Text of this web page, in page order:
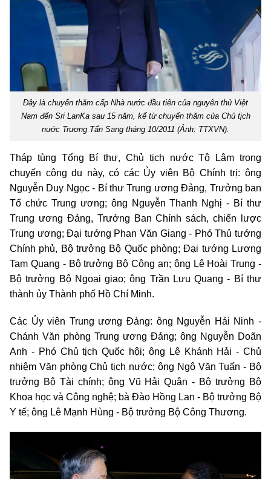
Đây là chuyến thăm cấp Nhà nước đầu tiên của nguyên thủ Việt
Nam đến Sri LanKa sau 15 năm, kể từ chuyến thăm của Chủ tịch
nước Trương Tấn Sang tháng 10/2011 (Ảnh: TTXVN).
Tháp tùng Tổng Bí thư, Chủ tịch nước Tô Lâm trong
chuyến công du này, có các Ủy viên Bộ Chính trị: ông
Nguyễn Duy Ngọc - Bí thư Trung ương Đảng, Trưởng ban
Tổ chức Trung ương; ông Nguyễn Thanh Nghị - Bí thư
Trung ương Đảng, Trưởng Ban Chính sách, chiến lược
Trung ương; Đại tướng Phan Văn Giang - Phó Thủ tướng
Chính phủ, Bộ trưởng Bộ Quốc phòng; Đại tướng Lương
Tam Quang - Bộ trưởng Bộ Công an; ông Lê Hoài Trung -
Bộ trưởng Bộ Ngoại giao; ông Trần Lưu Quang - Bí thư
thành ủy Thành phố Hồ Chí Minh.
Các Ủy viên Trung ương Đảng: ông Nguyễn Hải Ninh -
Chánh Văn phòng Trung ương Đảng; ông Nguyễn Doãn
Anh - Phó Chủ tịch Quốc hội; ông Lê Khánh Hải - Chủ
nhiệm Văn phòng Chủ tịch nước; ông Ngô Văn Tuấn - Bộ
trưởng Bộ Tài chính; ông Vũ Hải Quân - Bộ trưởng Bộ
Khoa học và Công nghệ; bà Đào Hồng Lan - Bộ trưởng Bộ
Y tế; ông Lê Mạnh Hùng - Bộ trưởng Bộ Công Thương.